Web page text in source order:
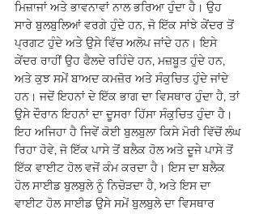
ਮਿਜ਼ਾਜਾਂ ਅਤੇ ਭਾਵਨਾਵਾਂ ਨਾਲ ਭਰਿਆ ਹੁੰਦਾ ਹੈ। ਉਹ
ਸਾਰੇ ਬੁਲਬੁਲਿਆਂ ਵਰਗੇ ਹੁੰਦੇ ਹਨ, ਜੋ ਇੱਕ ਸਾਂਝੇ ਕੇਂਦਰ ਤੋਂ
ਪ੍ਰਗਟ ਹੁੰਦੇ ਅਤੇ ਉਸੇ ਵਿੱਚ ਅਲੋਪ ਜਾਂਦੇ ਹਨ। ਇਸੇ
ਕੇਂਦਰ ਰਾਹੀਂ ਉਹ ਫੈਲਦੇ ਰਹਿੰਦੇ ਹਨ, ਮਜ਼ਬੂਤ ਹੁੰਦੇ ਹਨ,
ਅਤੇ ਕੁਝ ਸਮੇਂ ਬਾਅਦ ਕਮਜ਼ੋਰ ਅਤੇ ਸੰਕੁਚਿਤ ਹੁੰਦੇ ਜਾਂਦੇ
ਹਨ। ਜਦੋਂ ਇਹਨਾਂ ਦੇ ਇੱਕ ਭਾਗ ਦਾ ਵਿਸਥਾਰ ਹੁੰਦਾ ਹੈ, ਤਾਂ
ਉਸੇ ਦੌਰਾਨ ਇਹਨਾਂ ਦਾ ਦੂਸਰਾ ਹਿੱਸਾ ਸੰਕੁਚਿਤ ਹੁੰਦਾ ਹੈ।
ਇਹ ਅਜਿਹਾ ਹੈ ਜਿਵੇਂ ਕੋਈ ਬੁਲਬੁਲਾ ਕਿਸੇ ਮੋਰੀ ਵਿੱਚੋਂ ਲੰਘ
ਰਿਹਾ ਹੋਵੇ, ਜੋ ਇੱਕ ਪਾਸੇ ਤੋਂ ਬਲੈਕ ਹੋਲ ਅਤੇ ਦੂਜੇ ਪਾਸੇ ਤੋਂ
ਇੱਕ ਵਾਈਟ ਹੋਲ ਵਜੋਂ ਕੰਮ ਕਰਦਾ ਹੈ। ਇਸ ਦਾ ਬਲੈਕ
ਹੋਲ ਸਾਈਡ ਬੁਲਬੁਲੇ ਨੂੰ ਨਿਚੋੜਦਾ ਹੈ, ਅਤੇ ਇਸ ਦਾ
ਵਾਈਟ ਹੋਲ ਸਾਈਡ ਉਸੇ ਸਮੇਂ ਬੁਲਬੁਲੇ ਦਾ ਵਿਸਥਾਰ